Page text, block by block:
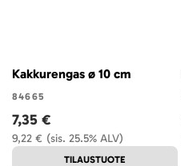
Kakkurengas ø 10 cm
84665
(sis. 25.5% ALV)
9,22 €
7,35 €
TILAUSTUOTE